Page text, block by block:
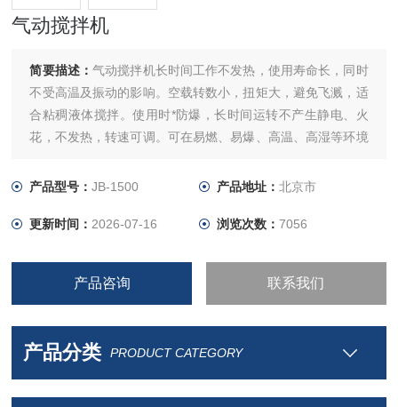
气动搅拌机
简要描述：气动搅拌机长时间工作不发热，使用寿命长，同时
不受高温及振动的影响。空载转数小，扭矩大，避免飞溅，适
合粘稠液体搅拌。使用时*防爆，长时间运转不产生静电、火
花，不发热，转速可调。可在易燃、易爆、高温、高湿等环境
产品型号：JB-1500 产品地址： 北京市
更新时间： 2026-07-16 浏览次数： 7056
产品咨询 联系我们
产品分类 PRODUCT CATEGORY